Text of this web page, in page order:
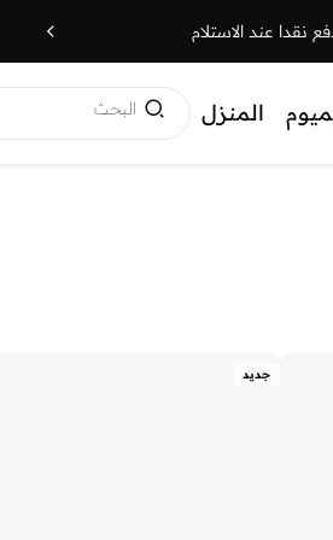
نقدا عند الاستلام
المنزل البحث
جديد